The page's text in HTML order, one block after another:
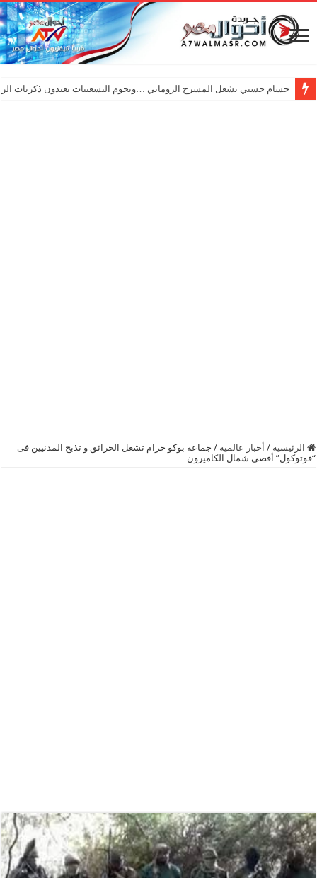
حسام حسني يشعل المسرح الروماني …ونجوم التسعينات يعيدون ذكريات
الرئيسية / أخبار عالمية / جماعة بوكو حرام تشعل الحرائق و تذبح المدنيين فى
“فوتوكول” أقصى شمال الكاميرون